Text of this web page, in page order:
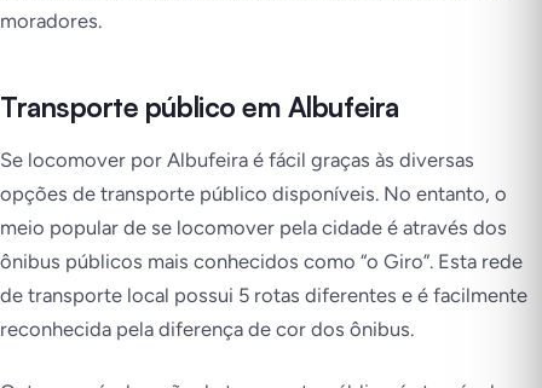
moradores.
Transporte público em Albufeira
Se locomover por Albufeira é fácil graças às diversas
opções de transporte público disponíveis. No entanto, o
meio popular de se locomover pela cidade é através dos
ônibus públicos mais conhecidos como “o Giro”. Esta rede
de transporte local possui 5 rotas diferentes e é facilmente
reconhecida pela diferença de cor dos ônibus.